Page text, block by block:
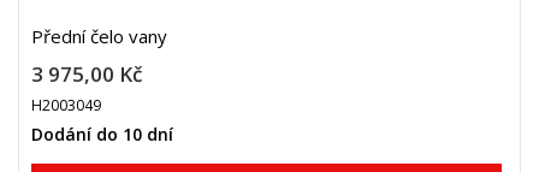
Přední čelo vany
3 975,00 Kč
H2003049
Dodání do 10 dní